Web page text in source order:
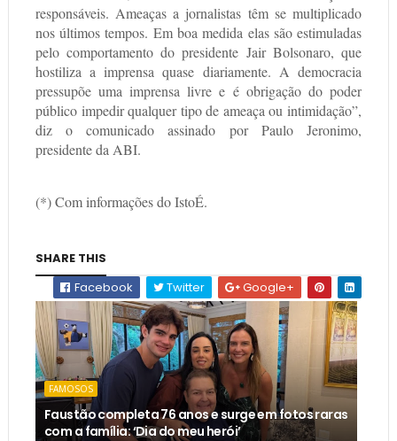
responsáveis. Ameaças a jornalistas têm se multiplicado
nos últimos tempos. Em boa medida elas são estimuladas
pelo comportamento do presidente Jair Bolsonaro, que
hostiliza a imprensa quase diariamente. A democracia
pressupõe uma imprensa livre e é obrigação do poder
público impedir qualquer tipo de ameaça ou intimidação”,
diz o comunicado assinado por Paulo Jeronimo,
presidente da ABI.
(*) Com informações do IstoÉ.
SHARE THIS
Facebook
Twitter Google+
FAMOSOS
Faustão completa 76 anos e surge em fotos raras
com a família: ‘Dia do meu herói’